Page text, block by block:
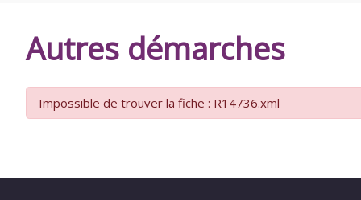
Autres démarches
Impossible de trouver la fiche : R14736.xml